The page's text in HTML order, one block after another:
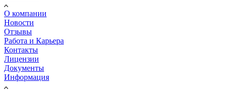
О компании
Новости
Отзывы
Работа и Карьера
Контакты
Лицензии
Документы
Информация